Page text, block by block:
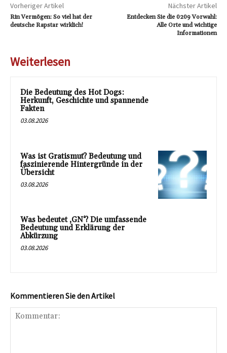
Vorheriger Artikel
Rin Vermögen: So viel hat der
deutsche Rapstar wirklich!
Nächster Artikel
Entdecken Sie die 0209 Vorwahl:
Alle Orte und wichtige
Informationen
Weiterlesen
Die Bedeutung des Hot Dogs:
Herkunft, Geschichte und spannende
Fakten
03.08.2026
Was ist Gratismut? Bedeutung und
faszinierende Hintergründe in der
Übersicht
03.08.2026
Was bedeutet ‚GN‘? Die umfassende
Bedeutung und Erklärung der
Abkürzung
03.08.2026
Kommentieren Sie den Artikel